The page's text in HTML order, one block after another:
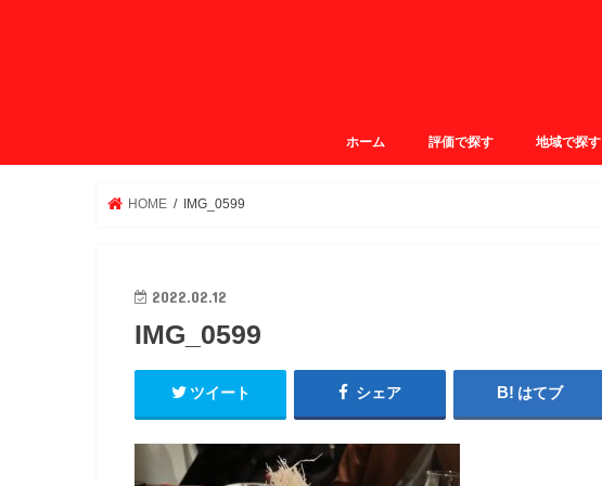
ホーム 評価で探す 地域で探す
HOME IMG_0599
2022.02.12
IMG_0599
ツイート シェア はてブ